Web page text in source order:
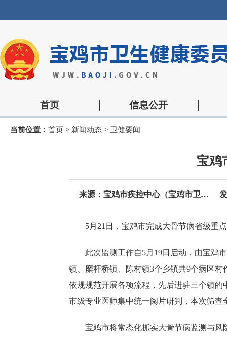
首页 信息公开
当前位置： 首页 > 新闻动态 > 卫健要闻
宝鸡
来源：宝鸡市疾控中心（宝鸡市卫监所）
5月21日，宝鸡市完成大骨节病省级重
此次监测工作自5月19日启动，由宝鸡
镇、糜杆桥镇、陈村镇3个乡镇共9个病区
依规规范开展各项流程，先后进驻三个镇
市级专业医师集中统一阅片研判，本次筛
宝鸡市将常态化抓实大骨节病监测与